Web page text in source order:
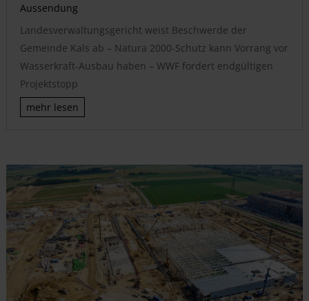
Aussendung
Landesverwaltungsgericht weist Beschwerde der
Gemeinde Kals ab – Natura 2000-Schutz kann Vorrang vor
Wasserkraft-Ausbau haben – WWF fordert endgültigen
Projektstopp
mehr lesen